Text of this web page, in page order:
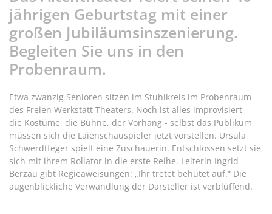
jährigen Geburtstag mit einer
großen Jubiläumsinszenierung.
Begleiten Sie uns in den
Probenraum.
Etwa zwanzig Senioren sitzen im Stuhlkreis im Probenraum
des Freien Werkstatt Theaters. Noch ist alles improvisiert –
die Kostüme, die Bühne, der Vorhang - selbst das Publikum
müssen sich die Laienschauspieler jetzt vorstellen. Ursula
Schwerdtfeger spielt eine Zuschauerin. Entschlossen setzt sie
sich mit ihrem Rollator in die erste Reihe. Leiterin Ingrid
Berzau gibt Regieaweisungen: „Ihr tretet behütet auf.“ Die
augenblickliche Verwandlung der Darsteller ist verblüffend.